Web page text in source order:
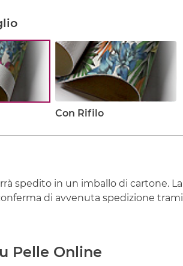
Con Rifilo
spedito in un imballo di cartone.
di avvenuta spedizione
Pelle Online